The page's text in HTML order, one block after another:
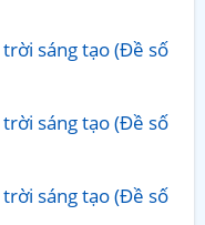
sáng tạo (Đề số
sáng tạo (Đề số
sáng tạo (Đề số